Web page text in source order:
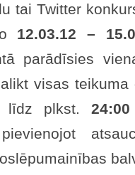
tai Twitter
12.03.12 –
parādīsies
visas
līdz plkst. 24:00